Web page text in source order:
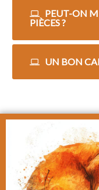
PEUT-ON
PIÈCES ?
UN BON